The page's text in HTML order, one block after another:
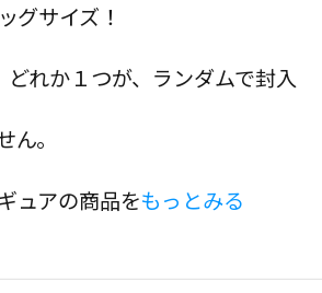
グサイズ！
れか１つが、ランダムで封入
。
ュアの商品をもっとみる